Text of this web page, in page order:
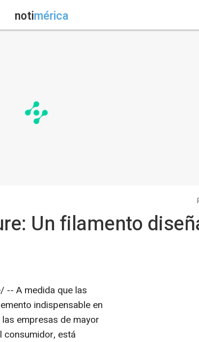
notimérica
Un filamento
-- A medida que las
indispensable en
empresas de mayor
consumidor, está